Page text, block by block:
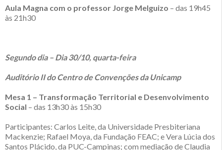
Aula Magna com o professor Jorge Melguizo – das 19h45
às 21h30
Segundo dia – Dia 30/10, quarta-feira
Auditório II do Centro de Convenções da Unicamp
Mesa 1 – Transformação Territorial e Desenvolvimento
Social – das 13h30 às 15h30
Participantes: Carlos Leite, da Universidade Presbiteriana
Mackenzie; Rafael Moya, da Fundação FEAC; e Vera Lúcia dos
Santos Plácido, da PUC-Campinas; com mediação de Claudia